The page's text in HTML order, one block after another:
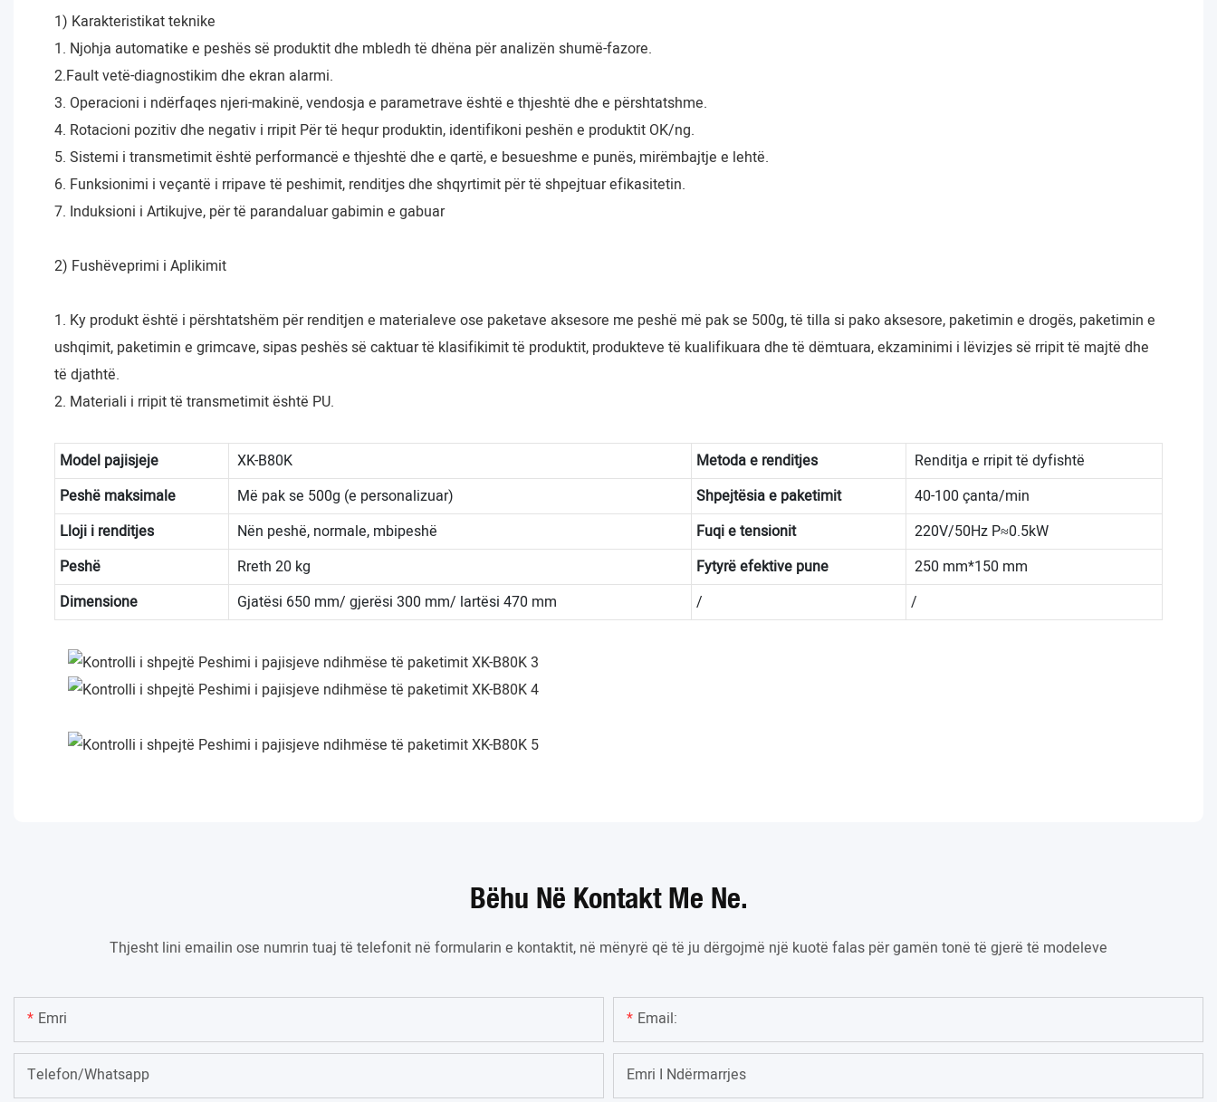
1) Karakteristikat teknike
1. Njohja automatike e peshës së produktit dhe mbledh të dhëna për analizën shumë-fazore.
2.Fault vetë-diagnostikim dhe ekran alarmi.
3. Operacioni i ndërfaqes njeri-makinë, vendosja e parametrave është e thjeshtë dhe e përshtatshme.
4. Rotacioni pozitiv dhe negativ i rripit Për të hequr produktin, identifikoni peshën e produktit OK/ng.
5. Sistemi i transmetimit është performancë e thjeshtë dhe e qartë, e besueshme e punës, mirëmbajtje e lehtë.
6. Funksionimi i veçantë i rripave të peshimit, renditjes dhe shqyrtimit për të shpejtuar efikasitetin.
7. Induksioni i Artikujve, për të parandaluar gabimin e gabuar
2) Fushëveprimi i Aplikimit
1. Ky produkt është i përshtatshëm për renditjen e materialeve ose paketave aksesore me peshë më pak se 500g, të tilla si pako aksesore, paketimin e drogës, paketimin e
ushqimit, paketimin e grimcave, sipas peshës së caktuar të klasifikimit të produktit, produkteve të kualifikuara dhe të dëmtuara, ekzaminimi i lëvizjes së rripit të majtë dhe
të djathtë.
2. Materiali i rripit të transmetimit është PU.
Model pajisjeje XK-B80K Metoda e renditjes
Renditja e rripit të dyfishtë
Peshë maksimale
Më pak se 500g (e personalizuar) Shpejtësia e paketimit
40-100 çanta/min
Lloji i renditjes
Nën peshë, normale, mbipeshë Fuqi e tensionit
220V/50Hz P≈0.5kW
Peshë
Rreth 20 kg Fytyrë efektive pune
250 mm*150 mm
Dimensione
Gjatësi 650 mm/ gjerësi 300 mm/ lartësi 470 mm / /
Bëhu Në Kontakt Me Ne.
Thjesht lini emailin ose numrin tuaj të telefonit në formularin e kontaktit, në mënyrë që të ju dërgojmë një kuotë falas për gamën tonë të gjerë të modeleve
Emri Email:
Telefon/whatsapp Emri I Ndërmarrjes